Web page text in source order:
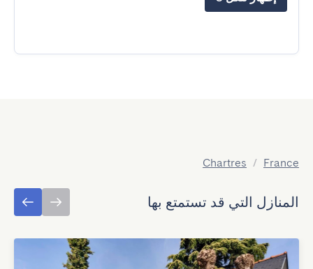
France
/
Chartres
المنازل التي قد تستمتع بها